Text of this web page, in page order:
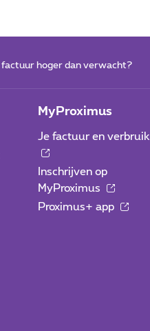
factuur hoger dan verwacht?
MyProximus
Je factuur en verbruik
Inschrijven op
MyProximus
Proximus+ app